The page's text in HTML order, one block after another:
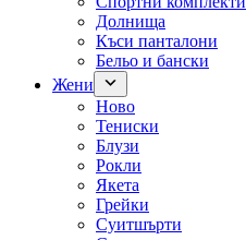
Долнища
Къси панталони
Бельо и бански
Жени
Ново
Тениски
Блузи
Рокли
Якета
Грейки
Суитшърти